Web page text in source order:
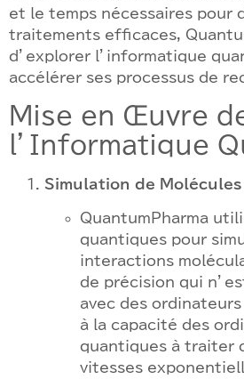
et le temps nécessaires pour
traitements efficaces,
d’explorer l’informatique
accélérer ses processus de
Mise en Œuvre
l’Informatique
Simulation de Molécules
QuantumPharma
quantiques pour
interactions
de précision qui
avec des
à la capacité des
quantiques à traiter
vitesses